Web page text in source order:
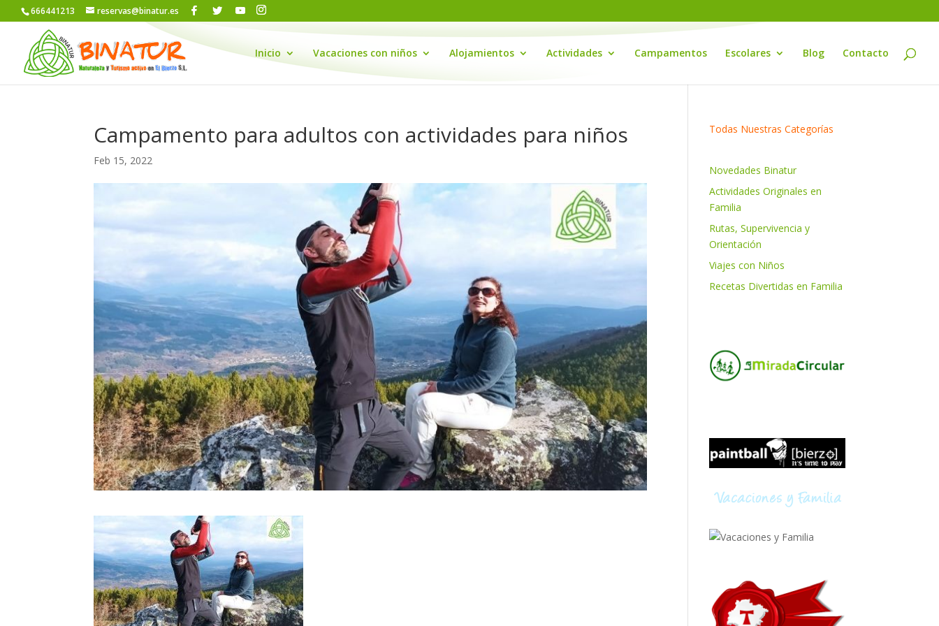
666441213 reservas@binatur.es
Inicio Vacaciones con niños Alojamientos Actividades Campamentos Escolares Blog Contacto
Campamento para adultos con actividades para niños
Feb 15, 2022
Todas Nuestras Categorías
Novedades Binatur
Actividades Originales en
Familia
Rutas, Supervivencia y
Orientación
Viajes con Niños
Recetas Divertidas en Familia